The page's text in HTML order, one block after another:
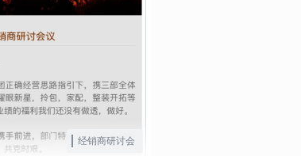
经销商研讨会